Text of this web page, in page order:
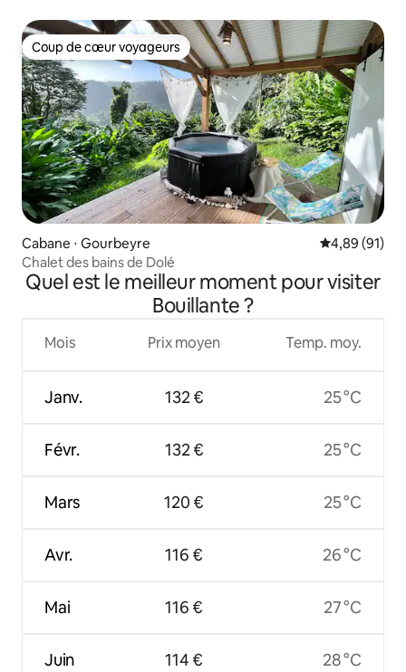
Coup de cœur voyageurs
Coup de cœur voyageurs
Cabane ⋅ Gourbeyre Évaluation
4,89 (91)
Chalet des bains de Dolé
Quel est le meilleur moment pour visiter
Bouillante ?
Mois
Janv.
Févr.
Mars
Avr.
Mai
Juin
Prix moyen
132 €
132 €
120 €
116 €
116 €
114 €
Temp. moy.
25 °C
25 °C
25 °C
26 °C
27 °C
28 °C